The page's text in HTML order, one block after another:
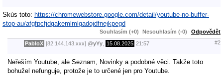
Skús toto: https://chromewebstore.google.com/detail/youtube-no-buffer-
stop-au/afgfpcfjdgakemlmlgadojdfnejkpegd
Souhlasím (+0) Nesouhlasím (-0) Odpovědět
PabloX [82.144.143.xxx] @yYy 15.08.2025 21:57 #2
Neřeším Youtube, ale Seznam, Novinky a podobné věci. Takže toto
bohužel nefunguje, protože je to určené jen pro Youtube.